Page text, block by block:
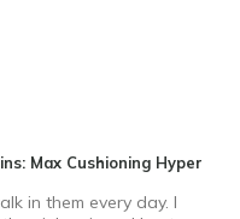
Max Cushioning Hyper
in them every day. I